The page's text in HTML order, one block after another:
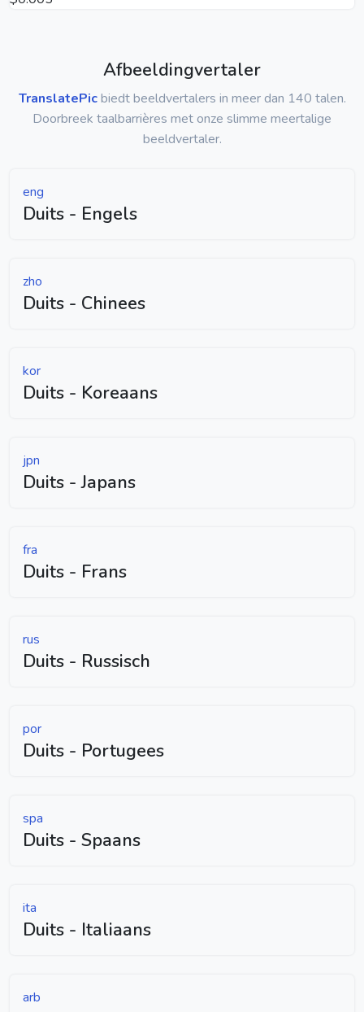
Afbeeldingvertaler
TranslatePicbiedt beeldvertalers in meer dan 140 talen.
Doorbreek taalbarrières met onze slimme meertalige
beeldvertaler.
eng
Duits - Engels
zho
Duits - Chinees
kor
Duits - Koreaans
jpn
Duits - Japans
fra
Duits - Frans
rus
Duits - Russisch
por
Duits - Portugees
spa
Duits - Spaans
ita
Duits - Italiaans
arb